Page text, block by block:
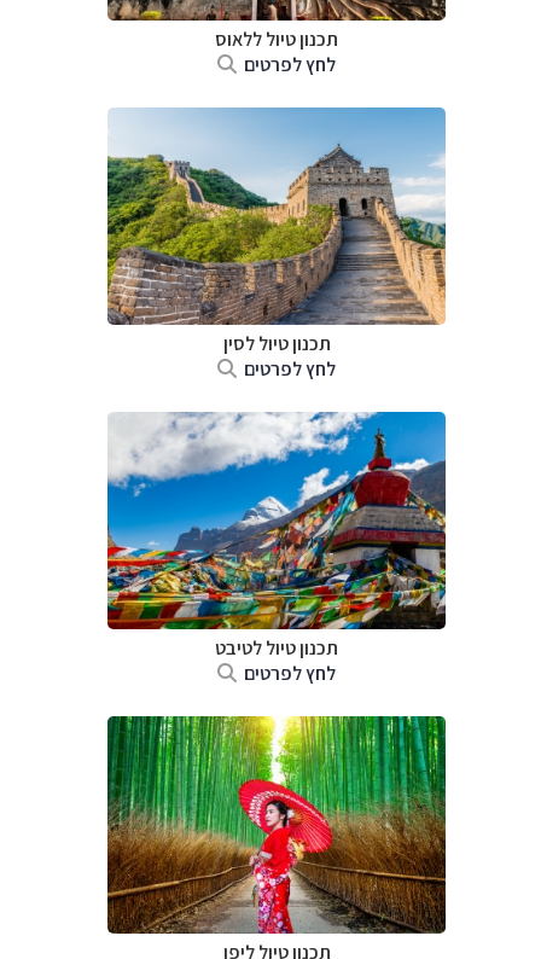
תכנון טיולללאוס
לחץ לפרטים
תכנון טיוללסין
לחץ לפרטים
תכנון טיוללטיבט
לחץ לפרטים
תכנון טיולליפן